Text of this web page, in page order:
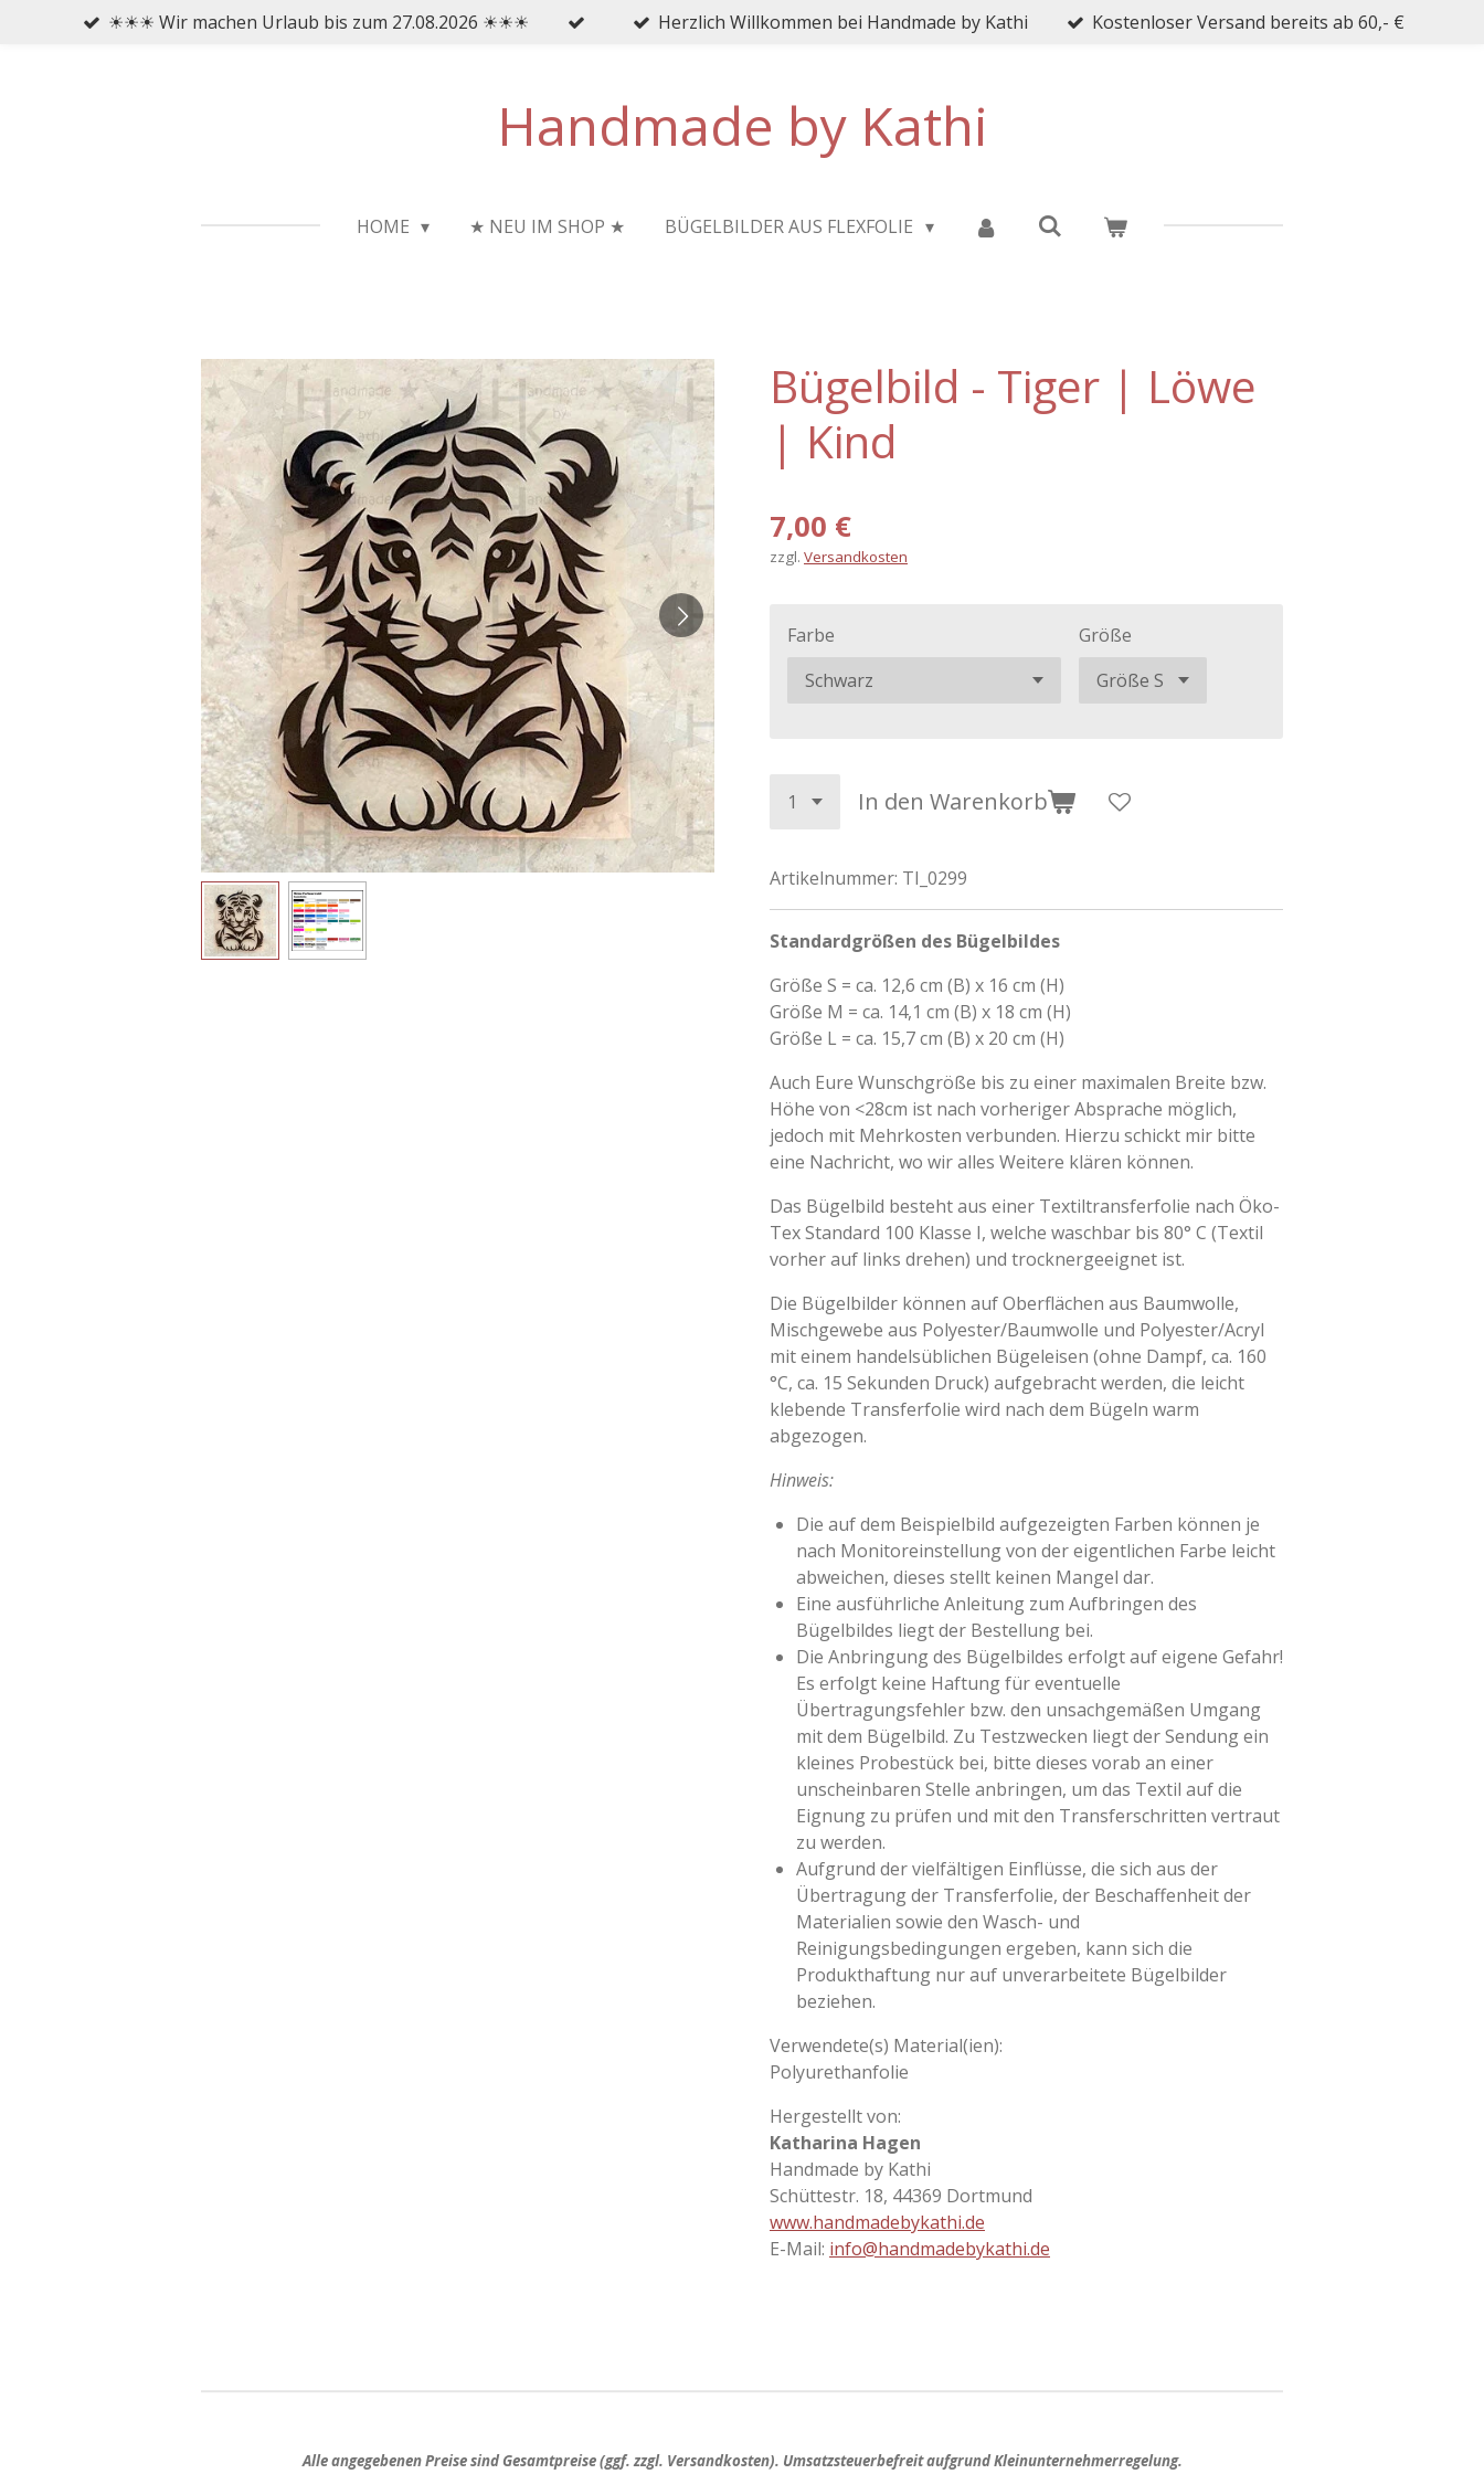
☀☀☀ Wir machen Urlaub bis zum 27.08.2026 ☀☀☀ Herzlich Willkommen bei Handmade by Kathi Kostenloser Versand bereits ab 60,- €
Handmade by Kathi
HOME ★ NEU IM SHOP ★ BÜGELBILDER AUS FLEXFOLIE
Bügelbild - Tiger | Löwe
| Kind
7,00 €
zzgl. Versandkosten
Farbe Größe
In den Warenkorb
Artikelnummer: TI_0299
Standardgrößen des Bügelbildes
Größe S = ca. 12,6 cm (B) x 16 cm (H)
Größe M = ca. 14,1 cm (B) x 18 cm (H)
Größe L = ca. 15,7 cm (B) x 20 cm (H)
Auch Eure Wunschgröße bis zu einer maximalen Breite bzw.
Höhe von <28cm ist nach vorheriger Absprache möglich,
jedoch mit Mehrkosten verbunden. Hierzu schickt mir bitte
eine Nachricht, wo wir alles Weitere klären können.
Das Bügelbild besteht aus einer Textiltransferfolie nach Öko-
Tex Standard 100 Klasse I, welche waschbar bis 80° C (Textil
vorher auf links drehen) und trocknergeeignet ist.
Die Bügelbilder können auf Oberflächen aus Baumwolle,
Mischgewebe aus Polyester/Baumwolle und Polyester/Acryl
mit einem handelsüblichen Bügeleisen (ohne Dampf, ca. 160
°C, ca. 15 Sekunden Druck) aufgebracht werden, die leicht
klebende Transferfolie wird nach dem Bügeln warm
abgezogen.
Hinweis:
Die auf dem Beispielbild aufgezeigten Farben können je
nach Monitoreinstellung von der eigentlichen Farbe leicht
abweichen, dieses stellt keinen Mangel dar.
Eine ausführliche Anleitung zum Aufbringen des
Bügelbildes liegt der Bestellung bei.
Die Anbringung des Bügelbildes erfolgt auf eigene Gefahr!
Es erfolgt keine Haftung für eventuelle
Übertragungsfehler bzw. den unsachgemäßen Umgang
mit dem Bügelbild. Zu Testzwecken liegt der Sendung ein
kleines Probestück bei, bitte dieses vorab an einer
unscheinbaren Stelle anbringen, um das Textil auf die
Eignung zu prüfen und mit den Transferschritten vertraut
zu werden.
Aufgrund der vielfältigen Einflüsse, die sich aus der
Übertragung der Transferfolie, der Beschaffenheit der
Materialien sowie den Wasch- und
Reinigungsbedingungen ergeben, kann sich die
Produkthaftung nur auf unverarbeitete Bügelbilder
beziehen.
Verwendete(s) Material(ien):
Polyurethanfolie
Hergestellt von:
Katharina Hagen
Handmade by Kathi
Schüttestr. 18, 44369 Dortmund
www.handmadebykathi.de
E-Mail: info@handmadebykathi.de
Alle angegebenen Preise sindGesamtpreise(ggf. zzgl. Versandkosten). Umsatzsteuerbefreit aufgrund Kleinunternehmerregelung.